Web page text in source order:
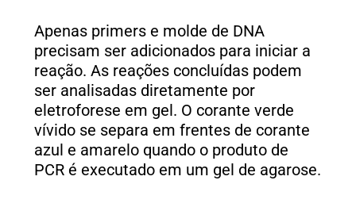
Apenas primers e molde de DNA
precisam ser adicionados para iniciar a
reação. As reações concluídas podem
ser analisadas diretamente por
eletroforese em gel. O corante verde
vívido se separa em frentes de corante
azul e amarelo quando o produto de
PCR é executado em um gel de agarose.